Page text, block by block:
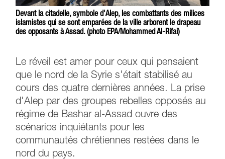
Devant la citadelle, symbole d'Alep, les combattants des milices
islamistes qui se sont emparées de la ville arborent le drapeau
des opposants à Assad. (photo EPA/Mohammed Al-Rifai)
Le réveil est amer pour ceux qui pensaient
que le nord de la Syrie s'était stabilisé au
cours des quatre dernières années. La prise
d'Alep par des groupes rebelles opposés au
régime de Bashar al-Assad ouvre des
scénarios inquiétants pour les
communautés chrétiennes restées dans le
nord du pays.